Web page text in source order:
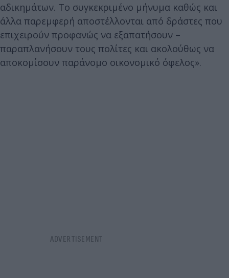
αδικημάτων. Το συγκεκριμένο μήνυμα καθώς και
άλλα παρεμφερή αποστέλλονται από δράστες που
επιχειρούν προφανώς να εξαπατήσουν –
παραπλανήσουν τους πολίτες και ακολούθως να
αποκομίσουν παράνομο οικονομικό όφελος».